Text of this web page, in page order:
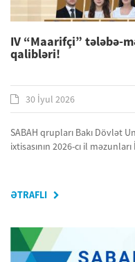
IV “Maarifçi” tələbə-
qalibləri!
30 İyul 2026
SABAH qrupları Bakı Dövlət
ixtisasının 2026-cı il
ƏTRAFLI